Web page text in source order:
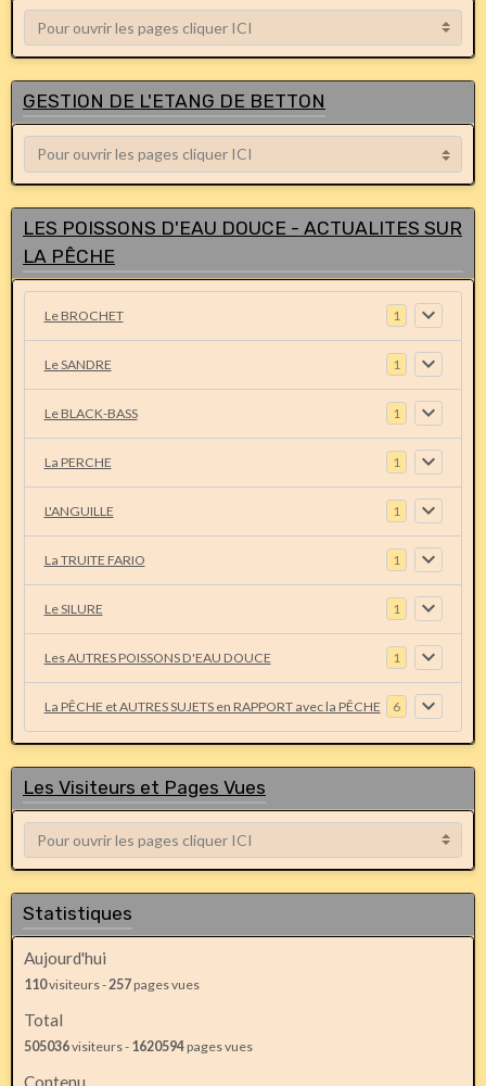
GESTION DE L'ETANG DE BETTON
LES POISSONS D'EAU DOUCE - ACTUALITES SUR
LA PÊCHE
Le BROCHET 1
Le SANDRE 1
Le BLACK-BASS 1
La PERCHE 1
L'ANGUILLE 1
La TRUITE FARIO 1
Le SILURE 1
Les AUTRES POISSONS D'EAU DOUCE 1
La PÊCHE et AUTRES SUJETS en RAPPORT avec la PÊCHE 6
Les Visiteurs et Pages Vues
Statistiques
Aujourd'hui
110visiteurs -257pages vues
Total
505036visiteurs - 1620594pages vues
Contenu